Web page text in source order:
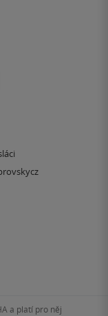
a platí pro něj